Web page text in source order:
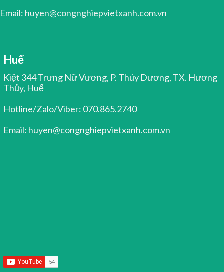
Email: huyen@congnghiepvietxanh.com.vn
Huế
Kiệt 344 Trưng Nữ Vương, P. Thủy Dương, TX. Hương
Thủy, Huế
Hotline/Zalo/Viber: 070.865.2740
Email: huyen@congnghiepvietxanh.com.vn